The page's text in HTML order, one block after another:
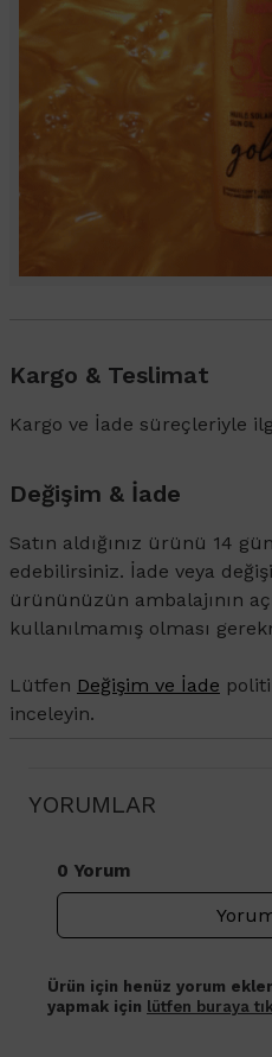
Kargo & Teslimat
Kargo ve İade süreçleriyle
Değişim & İade
Satın aldığınız ürünü 14
edebilirsiniz. İade veya
ürününüzün ambalajının
kullanılmamış olması
Lütfen Değişim ve İade
inceleyin.
YORUMLAR
0 Yorum
Ürün için henüz yorum
yapmak için lütfen buraya